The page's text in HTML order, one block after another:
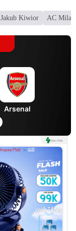
Jakub Kiwior AC Milan
Arsenal